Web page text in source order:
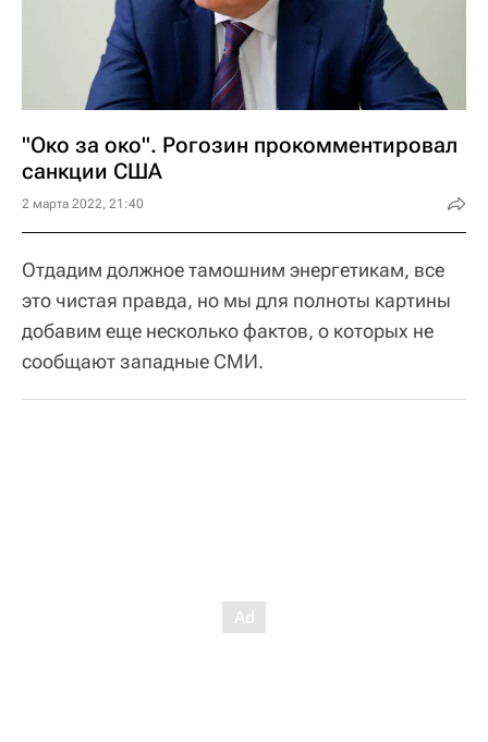
"Око за око". Рогозин прокомментировал
санкции США
2 марта 2022, 21:40
Отдадим должное тамошним энергетикам, все
это чистая правда, но мы для полноты картины
добавим еще несколько фактов, о которых не
сообщают западные СМИ.